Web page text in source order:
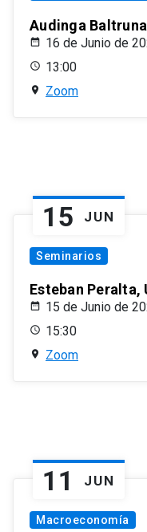
Audinga
16 de Junio de
13:00
Zoom
15 JUN
Seminarios
Esteban
15 de Junio de
15:30
Zoom
11 JUN
Macroeconomía